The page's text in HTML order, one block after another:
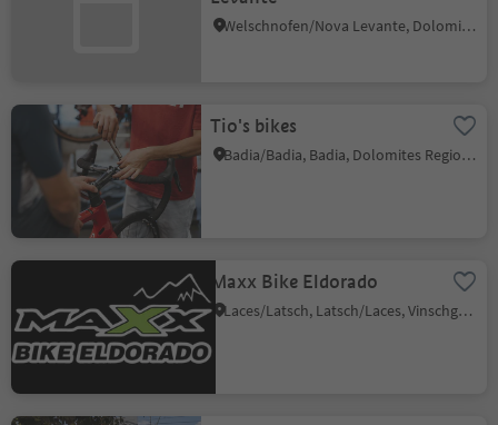
Welschnofen/Nova Levante, Dolomites Region Eggental
Tio's bikes
Badia/Badia, Badia, Dolomites Region Alta Badia
Maxx Bike Eldorado
Laces/Latsch, Latsch/Laces, Vinschgau/Val Venosta